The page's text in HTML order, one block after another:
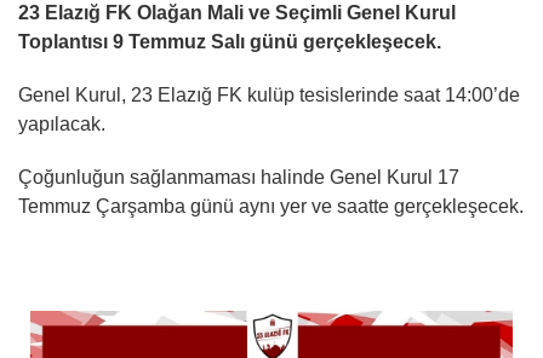
23 Elazığ FK Olağan Mali ve Seçimli Genel Kurul
Toplantısı 9 Temmuz Salı günü gerçekleşecek.
Genel Kurul, 23 Elazığ FK kulüp tesislerinde saat 14:00’de
yapılacak.
Çoğunluğun sağlanmaması halinde Genel Kurul 17
Temmuz Çarşamba günü aynı yer ve saatte gerçekleşecek.